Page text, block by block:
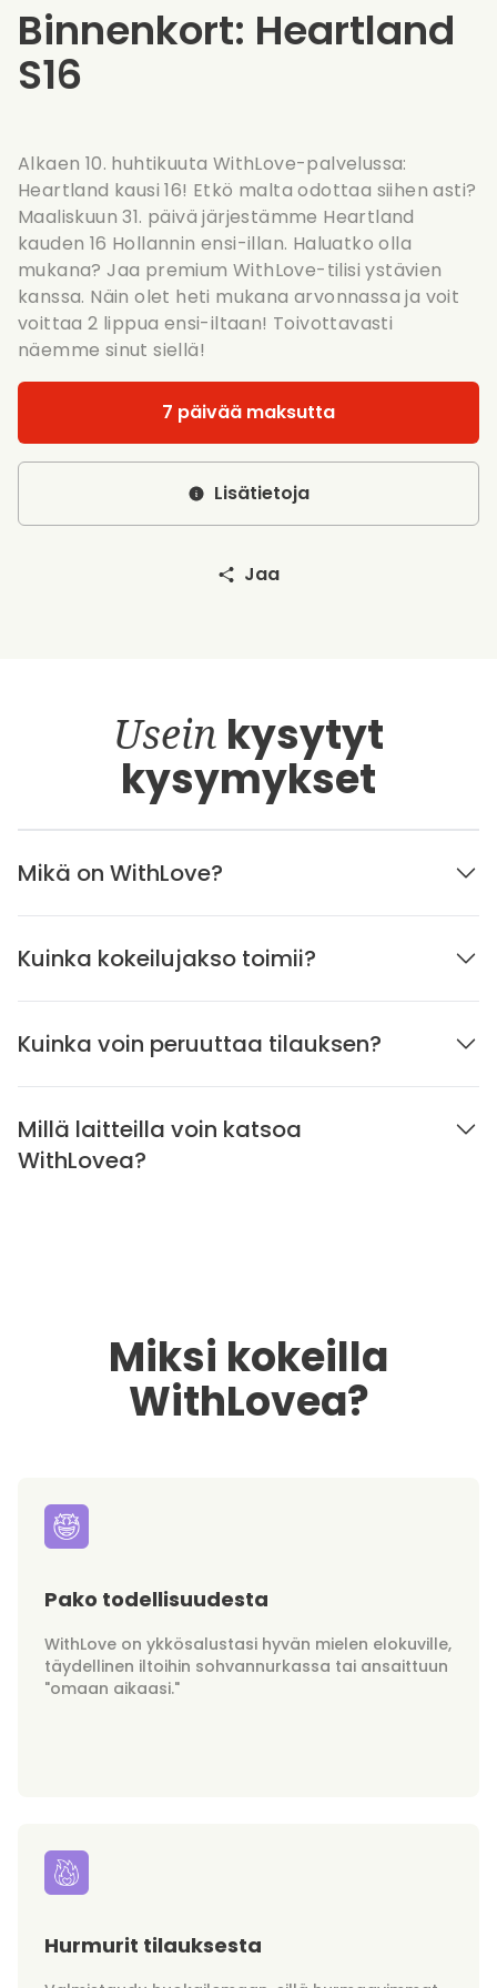
Binnenkort: Heartland
S16
Alkaen 10. huhtikuuta WithLove-palvelussa:
Heartland kausi 16! Etkö malta odottaa siihen asti?
Maaliskuun 31. päivä järjestämme Heartland
kauden 16 Hollannin ensi-illan. Haluatko olla
mukana? Jaa premium WithLove-tilisi ystävien
kanssa. Näin olet heti mukana arvonnassa ja voit
voittaa 2 lippua ensi-iltaan! Toivottavasti
näemme sinut siellä!
7 päivää maksutta
Lisätietoja
Jaa
Usein kysytyt
kysymykset
Mikä on WithLove?
Kuinka kokeilujakso toimii?
Kuinka voin peruuttaa tilauksen?
Millä laitteilla voin katsoa
WithLovea?
Miksi kokeilla
WithLovea?
Pako todellisuudesta
WithLove on ykkösalustasi hyvän mielen elokuville,
täydellinen iltoihin sohvannurkassa tai ansaittuun
"omaan aikaasi."
Hurmurit tilauksesta